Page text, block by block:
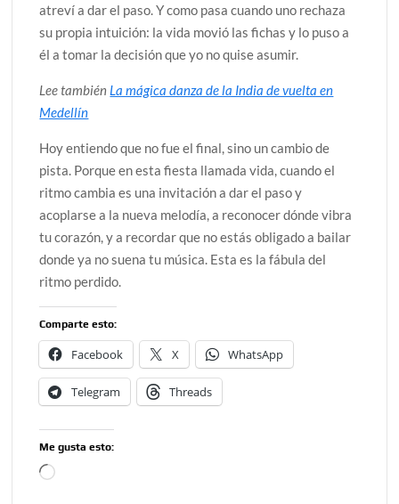
atreví a dar el paso. Y como pasa cuando uno rechaza
su propia intuición: la vida movió las fichas y lo puso a
él a tomar la decisión que yo no quise asumir.
Lee también La mágica danza de la India de vuelta en
Medellín
Hoy entiendo que no fue el final, sino un cambio de
pista. Porque en esta fiesta llamada vida, cuando el
ritmo cambia es una invitación a dar el paso y
acoplarse a la nueva melodía, a reconocer dónde vibra
tu corazón, y a recordar que no estás obligado a bailar
donde ya no suena tu música. Esta es la fábula del
ritmo perdido.
Comparte esto:
Facebook X WhatsApp
Telegram Threads
Me gusta esto:
Cargando...